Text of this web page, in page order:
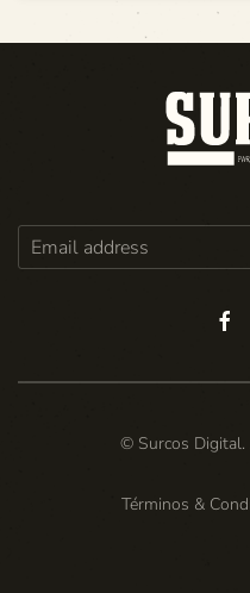
© Surcos Digital.
Términos &